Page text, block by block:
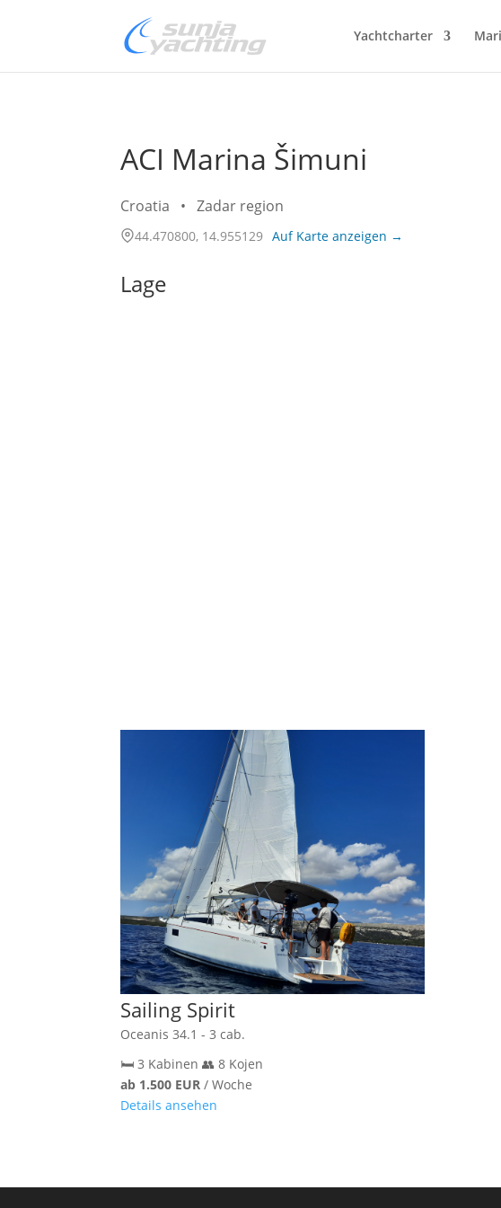
Yachtcharter
ACI Marina Šimuni
Croatia • Zadar region
44.470800, 14.955129 Auf Karte anzeigen →
Lage
Sailing Spirit
Oceanis 34.1 - 3 cab.
🛏️ 3 Kabinen 👥 8 Kojen
ab 1.500 EUR / Woche
Details ansehen